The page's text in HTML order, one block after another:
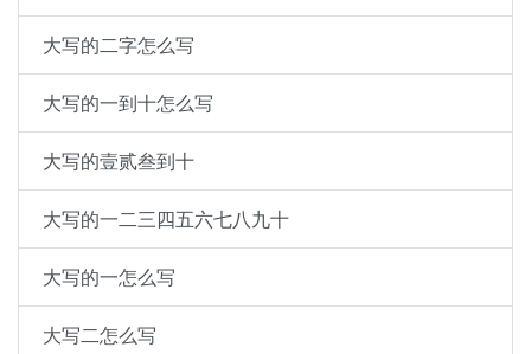
大写的二字怎么写
大写的一到十怎么写
大写的壹贰叁到十
大写的一二三四五六七八九十
大写的一怎么写
大写二怎么写